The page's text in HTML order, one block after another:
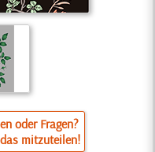
oder Fragen?
mitzuteilen!